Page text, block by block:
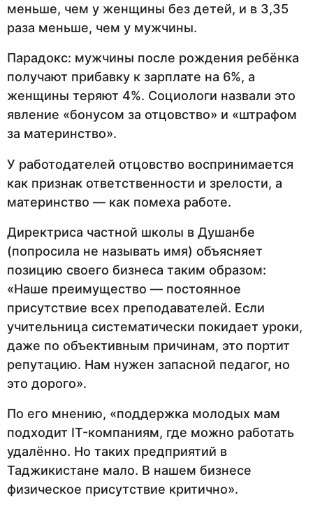
меньше, чем у женщины без детей, и в 3,35
раза меньше, чем у мужчины.
Парадокс: мужчины после рождения ребёнка
получают прибавку к зарплате на 6%, а
женщины теряют 4%. Социологи назвали это
явление «бонусом за отцовство» и «штрафом
за материнство».
У работодателей отцовство воспринимается
как признак ответственности и зрелости, а
материнство — как помеха работе.
Директриса частной школы в Душанбе
(попросила не называть имя) объясняет
позицию своего бизнеса таким образом:
«Наше преимущество — постоянное
присутствие всех преподавателей. Если
учительница систематически покидает уроки,
даже по объективным причинам, это портит
репутацию. Нам нужен запасной педагог, но
это дорого».
По его мнению, «поддержка молодых мам
подходит IT-компаниям, где можно работать
удалённо. Но таких предприятий в
Таджикистане мало. В нашем бизнесе
физическое присутствие критично».